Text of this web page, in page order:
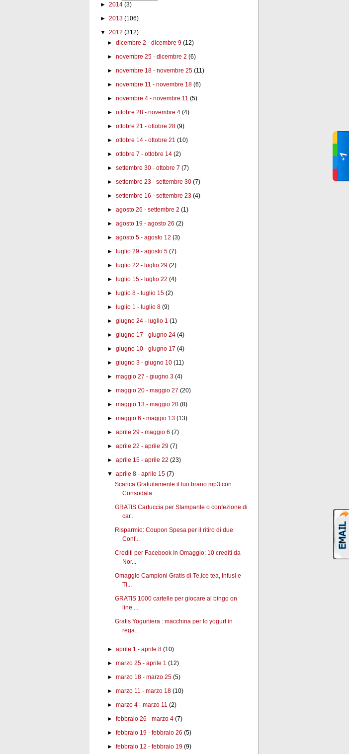
► 2014 (3)
► 2013 (106)
▼ 2012 (312)
►dicembre 2 - dicembre 9 (12)
►novembre 25 - dicembre 2 (6)
►novembre 18 - novembre 25 (11)
►novembre 11 - novembre 18 (6)
►novembre 4 - novembre 11 (5)
►ottobre 28 - novembre 4 (4)
►ottobre 21 - ottobre 28 (9)
►ottobre 14 - ottobre 21 (10)
►ottobre 7 - ottobre 14 (2)
►settembre 30 - ottobre 7 (7)
►settembre 23 - settembre 30 (7)
►settembre 16 - settembre 23 (4)
►agosto 26 - settembre 2 (1)
►agosto 19 - agosto 26 (2)
►agosto 5 - agosto 12 (3)
►luglio 29 - agosto 5 (7)
►luglio 22 - luglio 29 (2)
►luglio 15 - luglio 22 (4)
►luglio 8 - luglio 15 (2)
►luglio 1 - luglio 8 (9)
►giugno 24 - luglio 1 (1)
►giugno 17 - giugno 24 (4)
►giugno 10 - giugno 17 (4)
►giugno 3 - giugno 10 (11)
►maggio 27 - giugno 3 (4)
►maggio 20 - maggio 27 (20)
►maggio 13 - maggio 20 (8)
►maggio 6 - maggio 13 (13)
►aprile 29 - maggio 6 (7)
►aprile 22 - aprile 29 (7)
►aprile 15 - aprile 22 (23)
▼aprile 8 - aprile 15 (7)
Scarica Gratuitamente il tuo brano mp3 con
Consodata
GRATIS Cartuccia per Stampante o confezione di
car...
Risparmio: Coupon Spesa per il ritiro di due
Conf...
Crediti per Facebook In Omaggio: 10 crediti da
Nor...
Omaggio Campioni Gratis di Te,Ice tea, Infusi e
Ti...
GRATIS 1000 cartelle per giocare al bingo on
line ...
Gratis Yogurtiera : macchina per lo yogurt in
rega...
►aprile 1 - aprile 8 (10)
►marzo 25 - aprile 1 (12)
►marzo 18 - marzo 25 (5)
►marzo 11 - marzo 18 (10)
►marzo 4 - marzo 11 (2)
►febbraio 26 - marzo 4 (7)
►febbraio 19 - febbraio 26 (5)
►febbraio 12 - febbraio 19 (9)